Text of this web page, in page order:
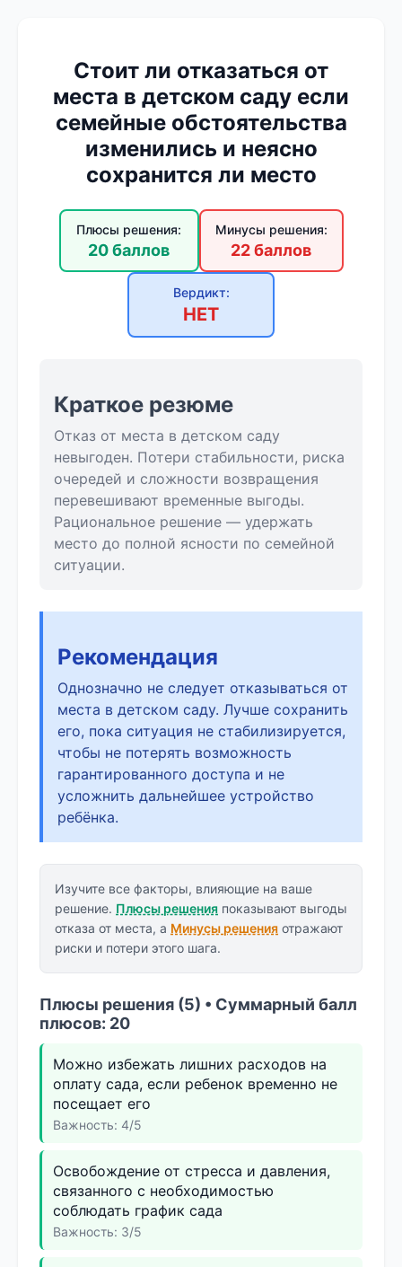
Стоит ли отказаться от
места в детском саду если
семейные обстоятельства
изменились и неясно
сохранится ли место
Плюсы решения:
20 баллов
Минусы решения:
22 баллов
Вердикт:
НЕТ
Краткое резюме
Отказ от места в детском саду
невыгоден. Потери стабильности, риска
очередей и сложности возвращения
перевешивают временные выгоды.
Рациональное решение — удержать
место до полной ясности по семейной
ситуации.
Рекомендация
Однозначно не следует отказываться от
места в детском саду. Лучше сохранить
его, пока ситуация не стабилизируется,
чтобы не потерять возможность
гарантированного доступа и не
усложнить дальнейшее устройство
ребёнка.
Изучите все факторы, влияющие на ваше
решение. Плюсы решения показывают выгоды
отказа от места, а Минусы решения отражают
риски и потери этого шага.
Плюсы решения (5) • Суммарный балл
плюсов: 20
Можно избежать лишних расходов на
оплату сада, если ребенок временно не
посещает его
Важность: 4/5
Освобождение от стресса и давления,
связанного с необходимостью
соблюдать график сада
Важность: 3/5